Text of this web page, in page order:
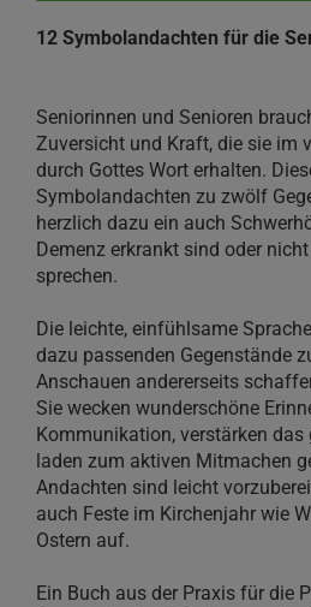
12 Symbolandachten für die
Seniorinnen und Senioren
Zuversicht und Kraft, die sie im
durch Gottes Wort erhalten.
Symbolandachten zu zwölf
herzlich dazu ein auch
Demenz erkrankt sind oder
sprechen.
Die leichte, einfühlsame
dazu passenden Gegenstände
Anschauen andererseits
Sie wecken wunderschöne
Kommunikation, verstärken
laden zum aktiven Mitmachen
Andachten sind leicht
auch Feste im Kirchenjahr wie
Ostern auf.
Ein Buch aus der Praxis für die